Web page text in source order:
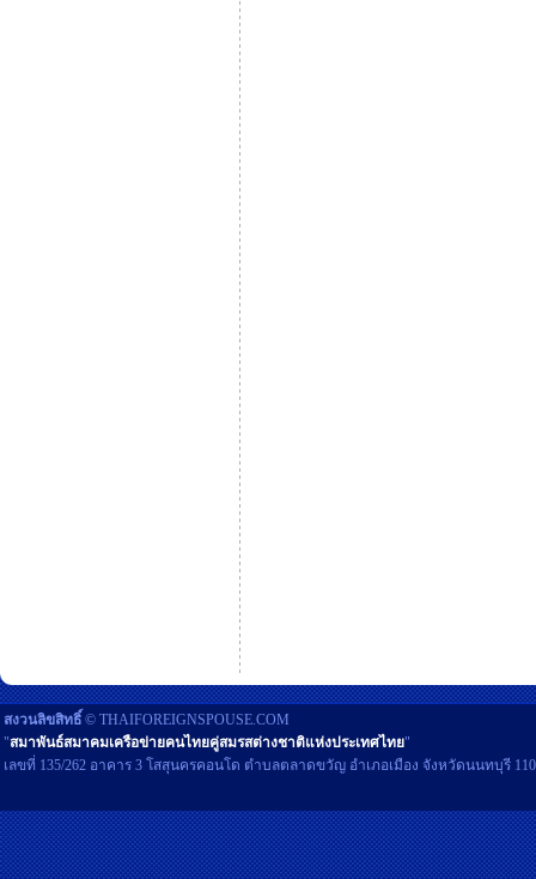
สงวนลิขสิทธิ์ © THAIFOREIGNSPOUSE.COM
"สมาพันธ์สมาคมเครือข่ายคนไทยคู่สมรสต่างชาติแห่งประเทศไทย"
เลขที่ 135/262 อาคาร 3 โสสุนครคอนโด ตำบลตลาดขวัญ อำเภอเมือง จังหวัดนนทบุรี